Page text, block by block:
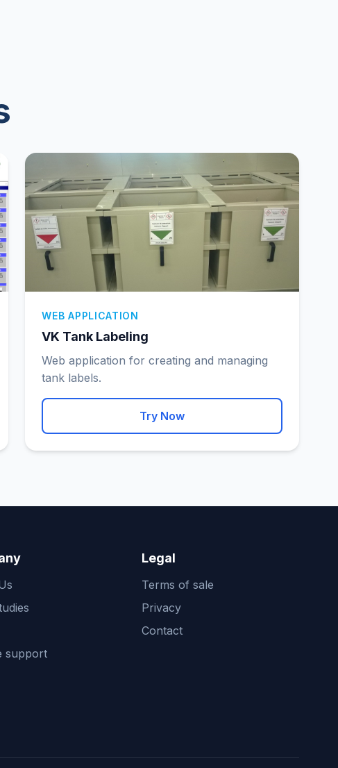
WEB APPLICATION
VK Tank Labeling
Web application for creating and managing
tank labels.
Try Now
support
Legal
Terms of sale
Privacy
Contact